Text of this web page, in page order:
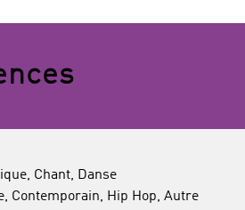
Chant, Danse
Contemporain, Hip Hop, Autre